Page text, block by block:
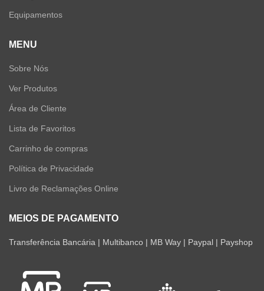
Equipamentos
MENU
Sobre Nós
Ver Produtos
Área de Cliente
Lista de Favoritos
Carrinho de compras
Política de Privacidade
Livro de Reclamações Online
MEIOS DE PAGAMENTO
Transferência Bancária | Multibanco | MB Way | Paypal | Payshop